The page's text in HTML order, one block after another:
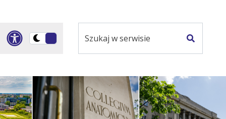
Panel dostosowania
Przełącz
ciemną
serwisie